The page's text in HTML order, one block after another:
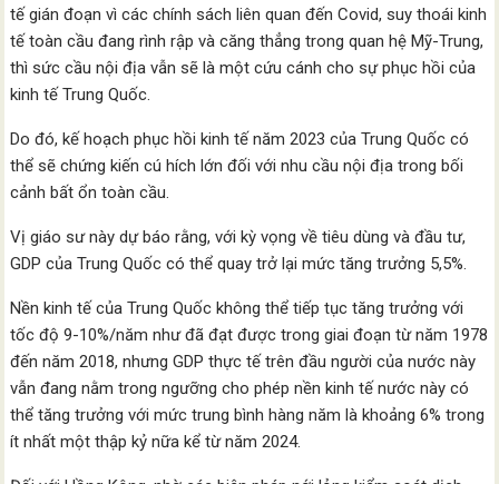
tế gián đoạn vì các chính sách liên quan đến Covid, suy thoái kinh
tế toàn cầu đang rình rập và căng thẳng trong quan hệ Mỹ-Trung,
thì sức cầu nội địa vẫn sẽ là một cứu cánh cho sự phục hồi của
kinh tế Trung Quốc.
Do đó, kế hoạch phục hồi kinh tế năm 2023 của Trung Quốc có
thể sẽ chứng kiến cú hích lớn đối với nhu cầu nội địa trong bối
cảnh bất ổn toàn cầu.
Vị giáo sư này dự báo rằng, với kỳ vọng về tiêu dùng và đầu tư,
GDP của Trung Quốc có thể quay trở lại mức tăng trưởng 5,5%.
Nền kinh tế của Trung Quốc không thể tiếp tục tăng trưởng với
tốc độ 9-10%/năm như đã đạt được trong giai đoạn từ năm 1978
đến năm 2018, nhưng GDP thực tế trên đầu người của nước này
vẫn đang nằm trong ngưỡng cho phép nền kinh tế nước này có
thể tăng trưởng với mức trung bình hàng năm là khoảng 6% trong
ít nhất một thập kỷ nữa kể từ năm 2024.